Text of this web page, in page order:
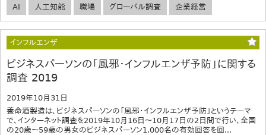
AI 人工知能 職場 グローバル調査 企業経営
インフルエンザ
ビジネスパーソンの「風邪・インフルエンザ予防」に関する
調査 2019
2019年10月31日
養命酒製造は、ビジネスパーソンの「風邪・インフルエンザ予防」というテーマ
で、インターネット調査を2019年10月16日～10月17日の2日間で行い、全国
の20歳～59歳の男女のビジネスパーソン1,000名の有効回答を回...